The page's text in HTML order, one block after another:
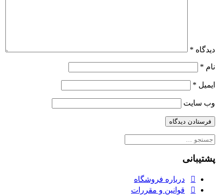
دیدگاه *
نام *
ایمیل *
وب‌ سایت
جستجو
پشتیبانی
درباره فروشگاه
قوانین و مقررات